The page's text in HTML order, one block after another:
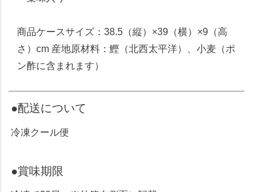
商品ケースサイズ：38.5（縦）×39（横）×9（高
さ）cm 産地原材料：鰹（北西太平洋）、小麦（ポ
ン酢に含まれます）
●配送について
冷凍クール便
●賞味期限